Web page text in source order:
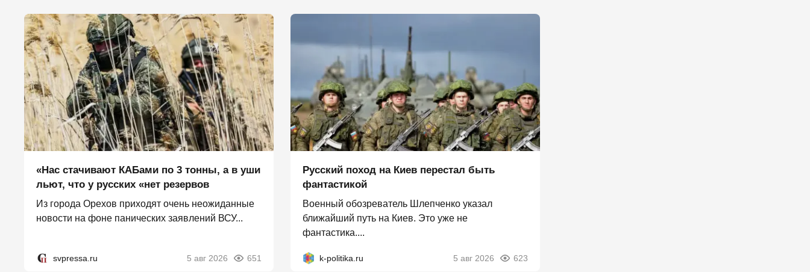
«Нас стачивают КАБами по 3 тонны, а в уши
льют, что у русских «нет резервов
Из города Орехов приходят очень неожиданные
новости на фоне панических заявлений ВСУ...
svpressa.ru 5 авг 2026 651
Русский поход на Киев перестал быть
фантастикой
Военный обозреватель Шлепченко указал
ближайший путь на Киев. Это уже не
фантастика....
k-politika.ru 5 авг 2026 623